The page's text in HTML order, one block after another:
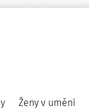
Ženy v umění